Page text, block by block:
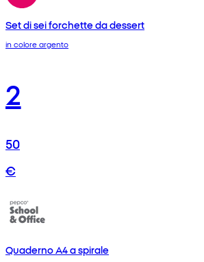
Set di sei forchette da dessert
in colore argento
2
50
€
Quaderno A4 a spirale